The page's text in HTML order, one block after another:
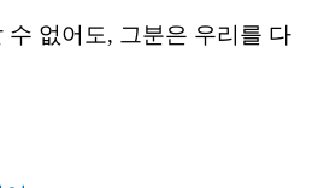
수 없어도, 그분은 우리를 다